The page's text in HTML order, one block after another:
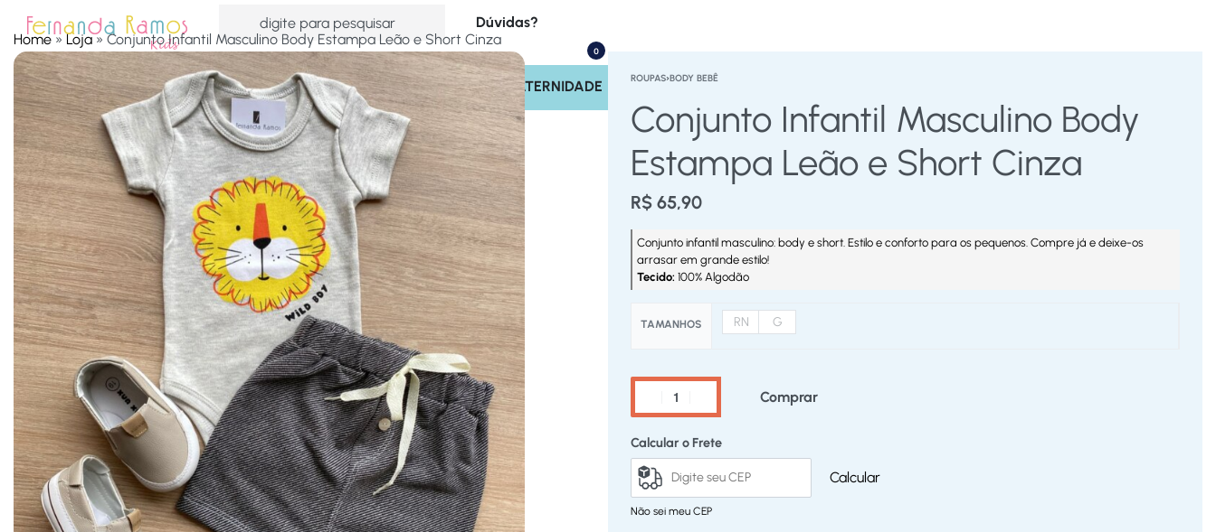
Dúvidas?
(17) 99713-4221
Rastrear Pedido
Políticas do Site
0
HOME OFERTASACESSÓRIOSMENINAS MENINOS SAÍDA MATERNIDADE
Home»Loja»Conjunto Infantil Masculino Body Estampa Leão e Short Cinza
ROUPAS›BODY BEBÊ
Conjunto Infantil Masculino Body
Estampa Leão e Short Cinza
R$ 65,90
Conjunto infantil masculino: body e short. Estilo e conforto para os pequenos. Compre já e deixe-os
arrasar em grande estilo!
Tecido: 100% Algodão
TAMANHOS RN G
Comprar
Calcular o Frete
Calcular
Não sei meu CEP